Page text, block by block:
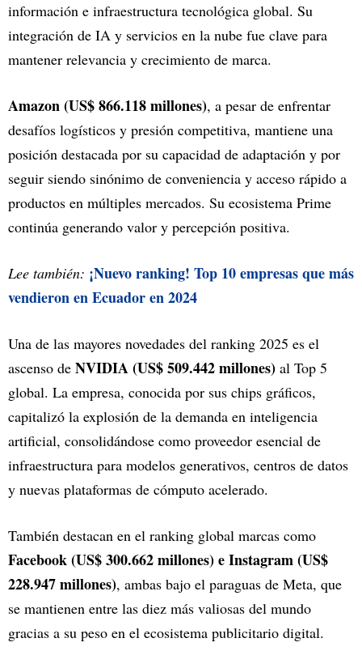
información e infraestructura tecnológica global. Su
integración de IA y servicios en la nube fue clave para
mantener relevancia y crecimiento de marca.
Amazon (US$ 866.118 millones), a pesar de enfrentar
desafíos logísticos y presión competitiva, mantiene una
posición destacada por su capacidad de adaptación y por
seguir siendo sinónimo de conveniencia y acceso rápido a
productos en múltiples mercados. Su ecosistema Prime
continúa generando valor y percepción positiva.
Lee también: ¡Nuevo ranking! Top 10 empresas que más
vendieron en Ecuador en 2024
Una de las mayores novedades del ranking 2025 es el
ascenso de NVIDIA (US$ 509.442 millones) al Top 5
global. La empresa, conocida por sus chips gráficos,
capitalizó la explosión de la demanda en inteligencia
artificial, consolidándose como proveedor esencial de
infraestructura para modelos generativos, centros de datos
y nuevas plataformas de cómputo acelerado.
También destacan en el ranking global marcas como
Facebook (US$ 300.662 millones) e Instagram(US$
228.947 millones), ambas bajo el paraguas de Meta, que
se mantienen entre las diez más valiosas del mundo
gracias a su peso en el ecosistema publicitario digital.